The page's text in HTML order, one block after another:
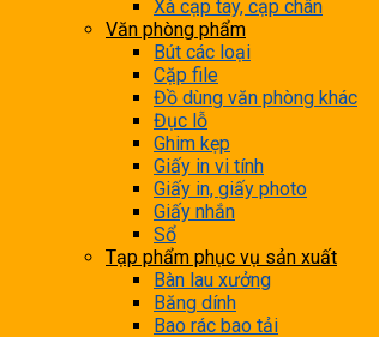
Xà cạp tay, cạp chân
Văn phòng phẩm
Bút các loại
Cặp file
Đồ dùng văn phòng khác
Đục lỗ
Ghim kẹp
Giấy in vi tính
Giấy in, giấy photo
Giấy nhắn
Sổ
Tạp phẩm phục vụ sản xuất
Bàn lau xưởng
Băng dính
Bao rác bao tải